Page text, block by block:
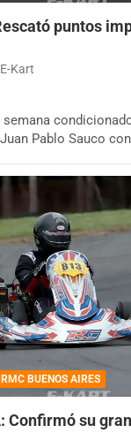
puntos
E-Kart
semana
Pablo Sauco
RMC BUENOS AIRES
Confirmó su